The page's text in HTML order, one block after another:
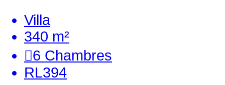
Villa
340 m²
6 Chambres
RL394